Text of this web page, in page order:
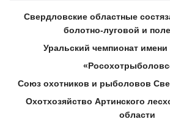
Свердловские областные
болотно-луговой и
Уральский чемпионат имени
Союз охотников и рыболовов
Охотхозяйство Артинского
области